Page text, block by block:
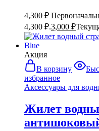
4,300₽
4,300 ₽.3,000 ₽
Акция
В корзину
избранное
Аксессуары для
Жилет